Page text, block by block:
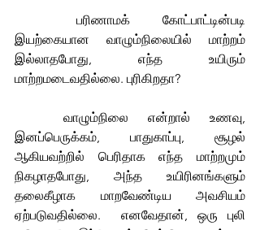
இயற்கையான வாழும்நிலையில் மாற்றம்
இல்லாதபோது, எந்த உயிரும்
மாற்றமடைவதில்லை. புரிகிறதா?
இனப்பெருக்கம், பாதுகாப்பு, சூழல்
ஆகியவற்றில் பெரிதாக எந்த மாற்றமும்
நிகழாதபோது, அந்த உயிரினங்களும்
தலைகீழாக மாறவேண்டிய அவசியம்
ஏற்படுவதில்லை.  எனவேதான், ஒரு புலி